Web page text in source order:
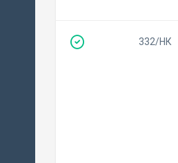
332/НК